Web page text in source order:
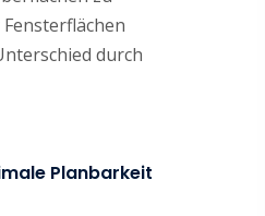
durch
Planbarkeit